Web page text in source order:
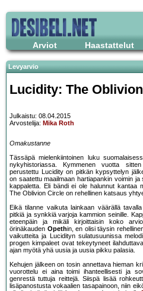
Arviot Haastattelut
Levyarvio
Lucidity: The
Julkaistu: 08.04.2015
Arvostelija: Mika Roth
Omakustanne
Tässäpä mielenkiintoinen luku
nykyhistoriassa. Kymmenen vuotta
perustettu Lucidity on pitkän kypsyttelyn
on saatettu maailmaan hartiapankin voimin
kappaletta. Eli bändi ei ole halunnut kantaa
The Oblivion Circle on rehellinen katsaus
Eikä tilanne vaikuta lainkaan väärällä
pitkiä ja synkkiä varjoja kammion seinille.
eteenpäin ja mikäli kirjoittaisin koko
örinäkauden Opethin, en olisi täysin
vaikutteita ja Lucidityn sulatusuunissa
progen kimpaleet ovat tekeytyneet
ajan myötä yhä uusia ja uusia pikku palasia.
Kehujen jälkeen on tosin annettava hieman
vuorottelu ei aina toimi ihanteellisesti ja
genrestä tuttuja reittejä. Siispä lisää
lisäpanostusta vokaalien tasapainoon, niin